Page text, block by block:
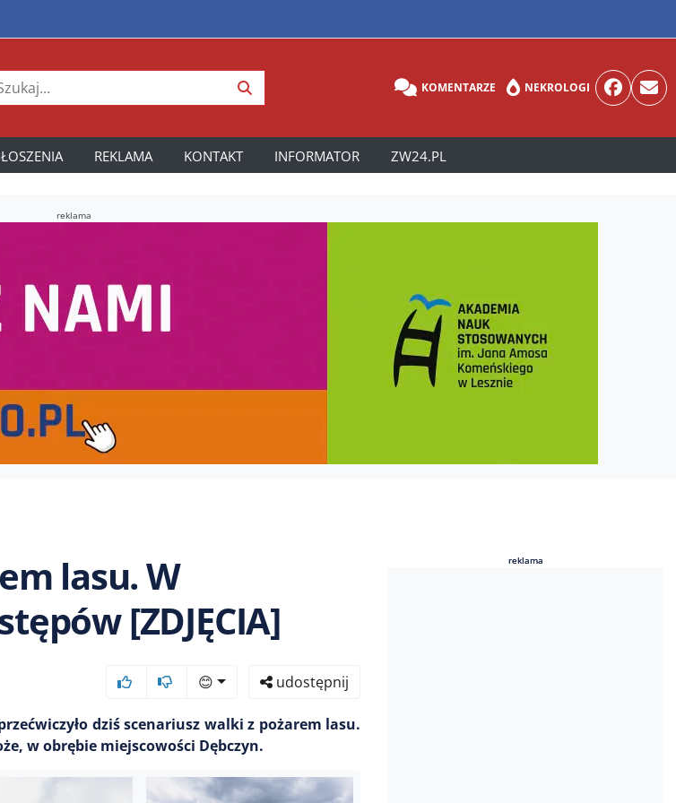
KOMENTARZE NEKROLOGI
REKLAMA KONTAKT INFORMATOR ZW24.PL
reklama
lasu. W
[ZDJĘCIA]
😊 udostępnij
dziś scenariusz walki z pożarem lasu.
w obrębie miejscowości Dębczyn.
reklama
reklama